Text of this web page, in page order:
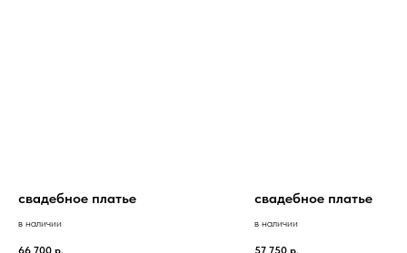
свадебное платье
в наличии
66 700 р.
свадебное платье
в наличии
57 750 р.